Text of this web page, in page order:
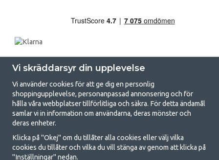
GetCamping.se - Din butik för camping
och uteliv
Att campa kan antingen vara en livsstil eller ett sätt att samla familjen
Vi skräddarsyr din upplevelse
Vi använder cookies för att ge dig en personlig
shoppingupplevelse, personanpassad annonsering och för
hålla våra webbplatser tillförlitliga och säkra. För detta ändamål
samlar vi in information om användarna, deras mönster och
deras enheter.
Klicka på "Okej" om du tillåter alla cookies eller välj vilka
cookies du tillåter och vilka du vill stänga av genom att klicka på
"Inställningar" nedan.